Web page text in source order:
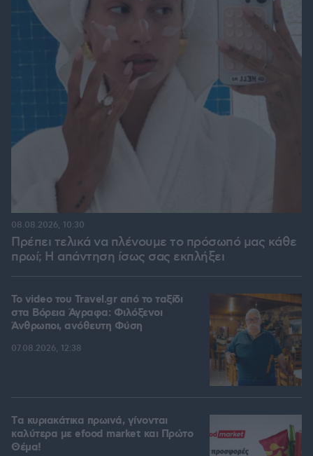
Πρέπει τελικά να πλένουμε το πρόσωπό μας κάθε
πρωί; Η απάντηση ίσως σας εκπλήξει
08.08.2026, 10:30
To video του Travel.gr από το ταξίδι
στα Βόρεια Άγραφα: Φιλόξενοι
Άνθρωποι, ανόθευτη Φύση
07.08.2026, 12:38
Tα κυριακάτικα πρωινά, γίνονται
καλύτερα με efood market και Πρώτο
Θέμα!